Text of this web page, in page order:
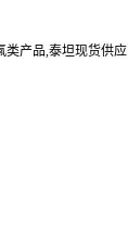
类产品,泰坦现货供应